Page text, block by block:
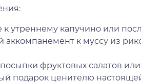
к утреннему капучино или
аккомпанемент к муссу из
фруктовых салатов или
подарок ценителю